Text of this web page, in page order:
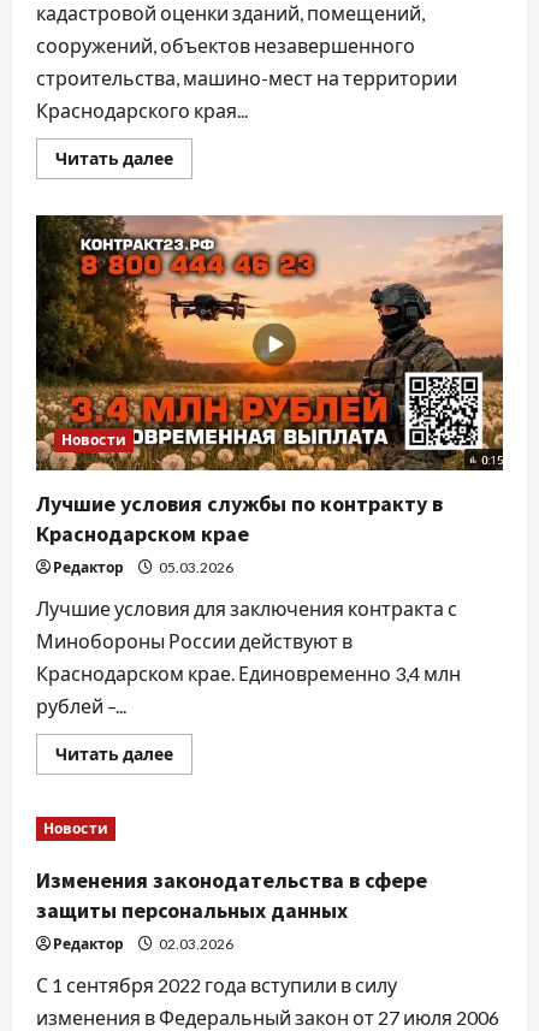
кадастровой оценки зданий, помещений,
сооружений, объектов незавершенного
строительства, машино-мест на территории
Краснодарского края...
Читать далееПрочитать
больше
для
правообладателей
объектов
недвижимости
Новости
Лучшие условия службы по контракту в
Краснодарском крае
Редактор 05.03.2026
Лучшие условия для заключения контракта с
Минобороны России действуют в
Краснодарском крае. Единовременно 3,4 млн
рублей –...
Читать далееПрочитать
больше
в
Краснодарском
крае
Новости
Изменения законодательства в сфере
защиты персональных данных
Редактор 02.03.2026
С 1 сентября 2022 года вступили в силу
изменения в Федеральный закон от 27 июля 2006